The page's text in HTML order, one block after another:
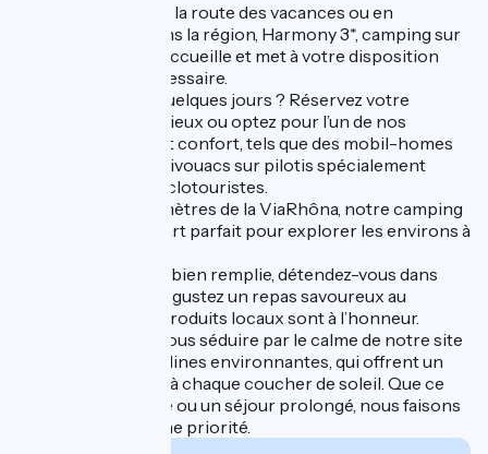
Que vous soyez sur la route des vacances ou en
vacances à vélo dans la région, Harmony 3*, camping sur
la Via Rhôna vous accueille et met à votre disposition
tout le confort nécessaire.
De passage pour quelques jours ? Réservez votre
emplacement spacieux ou optez pour l’un de nos
hébergements tout confort, tels que des mobil-homes
modernes ou des bivouacs sur pilotis spécialement
pensés pour les cyclotouristes.
À seulement 200 mètres de la ViaRhôna, notre camping
est le point de départ parfait pour explorer les environs à
Après une journée bien remplie, détendez-vous dans
notre piscine ou dégustez un repas savoureux au
restaurant, où les produits locaux sont à l’honneur.
En soirée, laissez-vous séduire par le calme de notre site
et la beauté des collines environnantes, qui offrent un
spectacle apaisant à chaque coucher de soleil. Que ce
soit pour une étape ou un séjour prolongé, nous faisons
de votre confort une priorité.